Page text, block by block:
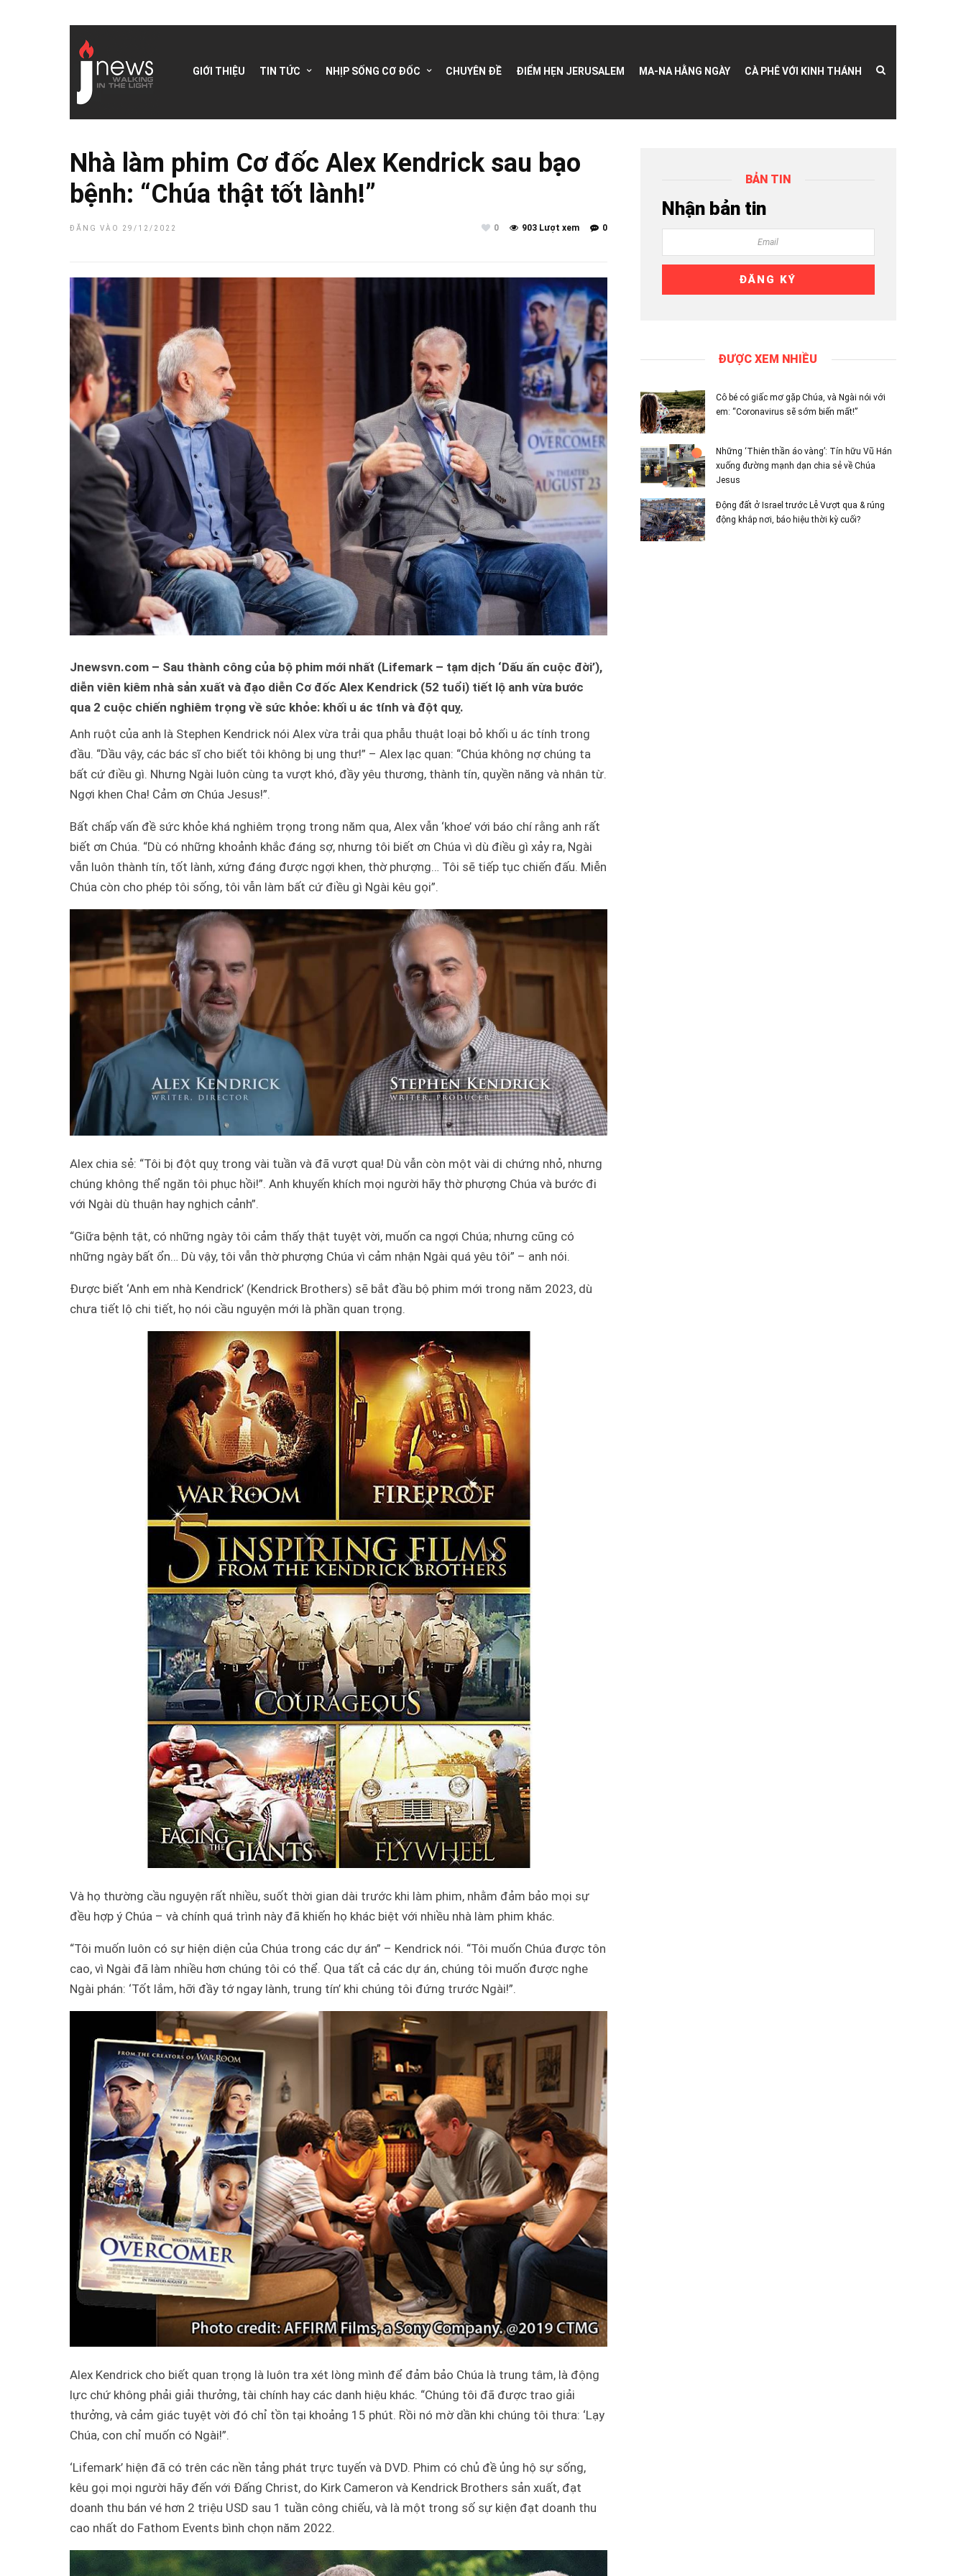
GIỚI THIỆU TIN TỨC NHỊP SỐNG CƠ ĐỐC CHUYÊN ĐỀ ĐIỂM HẸN JERUSALEM MA-NA HẰNG NGÀY CÀ PHÊ VỚI KINH THÁNH
Nhà làm phim Cơ đốc Alex Kendrick sau bạo
bệnh: “Chúa thật tốt lành!”
ĐĂNG VÀO 29/12/2022 0
903 Lượt xem
0
Jnewsvn.com – Sau thành công của bộ phim mới nhất (Lifemark – tạm dịch ‘Dấu ấn cuộc đời’),
diễn viên kiêm nhà sản xuất và đạo diễn Cơ đốc Alex Kendrick (52 tuổi) tiết lộ anh vừa bước
qua 2 cuộc chiến nghiêm trọng về sức khỏe: khối u ác tính và đột quỵ.
Anh ruột của anh là Stephen Kendrick nói Alex vừa trải qua phẫu thuật loại bỏ khối u ác tính trong
đầu. “Dầu vậy, các bác sĩ cho biết tôi không bị ung thư!” – Alex lạc quan: “Chúa không nợ chúng ta
bất cứ điều gì. Nhưng Ngài luôn cùng ta vượt khó, đầy yêu thương, thành tín, quyền năng và nhân từ.
Ngợi khen Cha! Cảm ơn Chúa Jesus!”.
Bất chấp vấn đề sức khỏe khá nghiêm trọng trong năm qua, Alex vẫn ‘khoe’ với báo chí rằng anh rất
biết ơn Chúa. “Dù có những khoảnh khắc đáng sợ, nhưng tôi biết ơn Chúa vì dù điều gì xảy ra, Ngài
vẫn luôn thành tín, tốt lành, xứng đáng được ngợi khen, thờ phượng… Tôi sẽ tiếp tục chiến đấu. Miễn
Chúa còn cho phép tôi sống, tôi vẫn làm bất cứ điều gì Ngài kêu gọi”.
Alex chia sẻ: “Tôi bị đột quỵ trong vài tuần và đã vượt qua! Dù vẫn còn một vài di chứng nhỏ, nhưng
chúng không thể ngăn tôi phục hồi!”. Anh khuyến khích mọi người hãy thờ phượng Chúa và bước đi
với Ngài dù thuận hay nghịch cảnh”.
“Giữa bệnh tật, có những ngày tôi cảm thấy thật tuyệt vời, muốn ca ngợi Chúa; nhưng cũng có
những ngày bất ổn… Dù vậy, tôi vẫn thờ phượng Chúa vì cảm nhận Ngài quá yêu tôi” – anh nói.
Được biết ‘Anh em nhà Kendrick’ (Kendrick Brothers) sẽ bắt đầu bộ phim mới trong năm 2023, dù
chưa tiết lộ chi tiết, họ nói cầu nguyện mới là phần quan trọng.
Và họ thường cầu nguyện rất nhiều, suốt thời gian dài trước khi làm phim, nhằm đảm bảo mọi sự
đều hợp ý Chúa – và chính quá trình này đã khiến họ khác biệt với nhiều nhà làm phim khác.
“Tôi muốn luôn có sự hiện diện của Chúa trong các dự án” – Kendrick nói. “Tôi muốn Chúa được tôn
cao, vì Ngài đã làm nhiều hơn chúng tôi có thể. Qua tất cả các dự án, chúng tôi muốn được nghe
Ngài phán: ‘Tốt lắm, hỡi đầy tớ ngay lành, trung tín’ khi chúng tôi đứng trước Ngài!”.
Alex Kendrick cho biết quan trọng là luôn tra xét lòng mình để đảm bảo Chúa là trung tâm, là động
lực chứ không phải giải thưởng, tài chính hay các danh hiệu khác. “Chúng tôi đã được trao giải
thưởng, và cảm giác tuyệt vời đó chỉ tồn tại khoảng 15 phút. Rồi nó mờ dần khi chúng tôi thưa: ‘Lạy
Chúa, con chỉ muốn có Ngài!”.
‘Lifemark’ hiện đã có trên các nền tảng phát trực tuyến và DVD. Phim có chủ đề ủng hộ sự sống,
kêu gọi mọi người hãy đến với Đấng Christ, do Kirk Cameron và Kendrick Brothers sản xuất, đạt
doanh thu bán vé hơn 2 triệu USD sau 1 tuần công chiếu, và là một trong số sự kiện đạt doanh thu
cao nhất do Fathom Events bình chọn năm 2022.
BẢN TIN
Nhận bản tin
ĐƯỢC XEM NHIỀU
Cô bé có giấc mơ gặp Chúa, và Ngài nói với
em: “Coronavirus sẽ sớm biến mất!”
Những ‘Thiên thần áo vàng’: Tín hữu Vũ Hán
xuống đường mạnh dạn chia sẻ về Chúa
Jesus
Động đất ở Israel trước Lễ Vượt qua & rúng
động khắp nơi, báo hiệu thời kỳ cuối?